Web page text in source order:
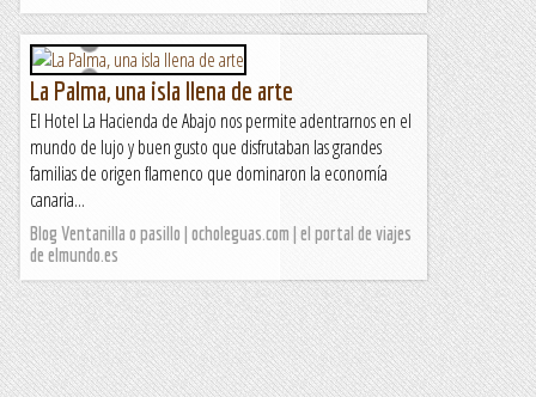
La Palma, una isla llena de arte
El Hotel La Hacienda de Abajo nos permite adentrarnos en el
mundo de lujo y buen gusto que disfrutaban las grandes
familias de origen flamenco que dominaron la economía
canaria...
Blog Ventanilla o pasillo | ocholeguas.com | el portal de viajes
de elmundo.es